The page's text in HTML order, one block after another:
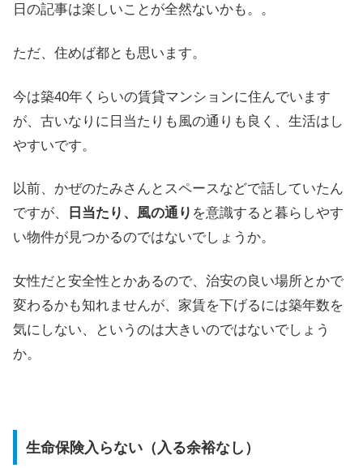
日の記事は楽しいことが全然ないかも。。
ただ、住めば都とも思います。
今は築40年くらいの賃貸マンションに住んでいます
が、古いなりに日当たりも風の通りも良く、生活はし
やすいです。
以前、かぜのたみさんとスペースなどで話していたん
ですが、
日当たり、風の通り を意識すると暮らしやす
い物件が見つかるのではないでしょうか。
女性だと安全性とかあるので、治安の良い場所とかで
変わるかも知れませんが、家賃を下げるには築年数を
気にしない、というのは大きいのではないでしょう
か。
生命保険入らない（入る余裕なし）